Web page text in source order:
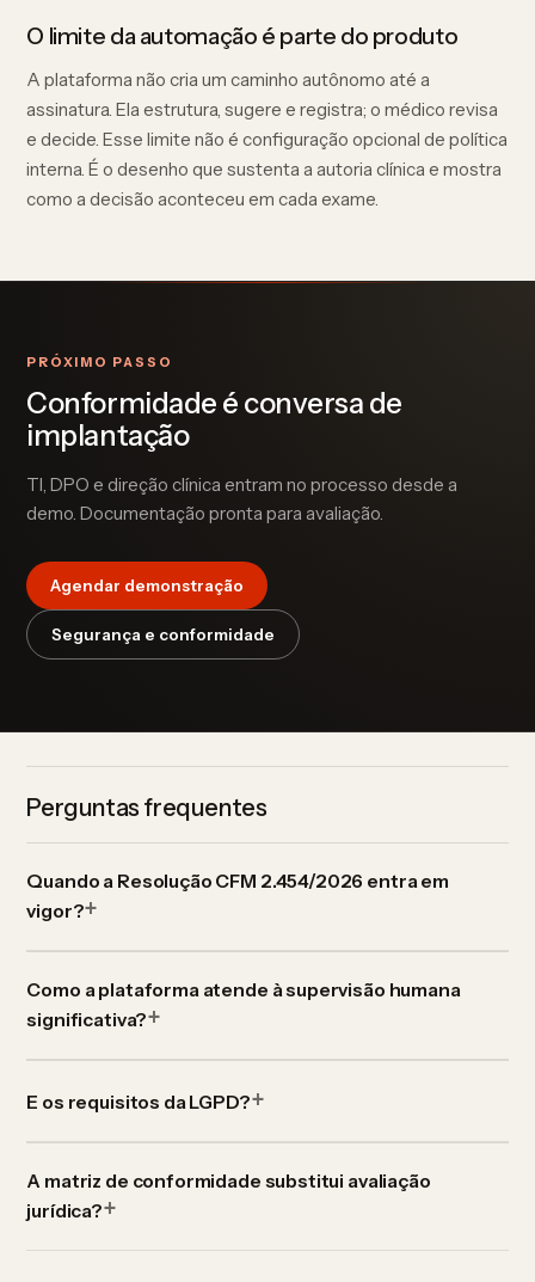
O limite da automação é parte do produto
A plataforma não cria um caminho autônomo até a
assinatura. Ela estrutura, sugere e registra; o médico revisa
e decide. Esse limite não é configuração opcional de política
interna. É o desenho que sustenta a autoria clínica e mostra
como a decisão aconteceu em cada exame.
PRÓXIMO PASSO
Conformidade é conversa de
implantação
TI, DPO e direção clínica entram no processo desde a
demo. Documentação pronta para avaliação.
Agendar demonstração
Segurança e conformidade
Perguntas frequentes
Quando a Resolução CFM 2.454/2026 entra em
vigor?
Como a plataforma atende à supervisão humana
significativa?
E os requisitos da LGPD?
A matriz de conformidade substitui avaliação
jurídica?